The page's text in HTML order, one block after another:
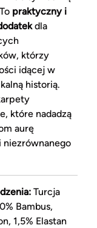
praktyczny i
dla
którzy
idącej w
historią.
które nadadzą
aurę
Turcja
Bambus,
1,5% Elastan